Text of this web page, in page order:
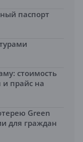
паспорт
стоимость
прайс на
Green
для граждан